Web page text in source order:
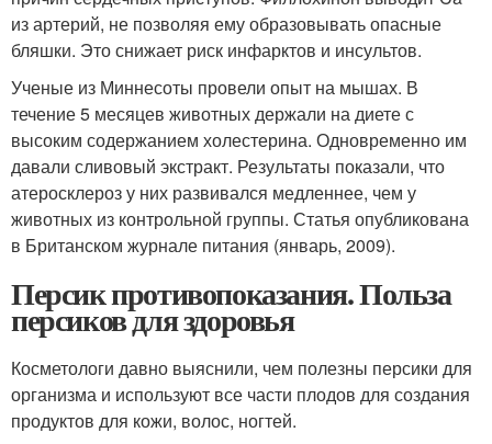
из артерий, не позволяя ему образовывать опасные
бляшки. Это снижает риск инфарктов и инсультов.
Ученые из Миннесоты провели опыт на мышах. В
течение 5 месяцев животных держали на диете с
высоким содержанием холестерина. Одновременно им
давали сливовый экстракт. Результаты показали, что
атеросклероз у них развивался медленнее, чем у
животных из контрольной группы. Статья опубликована
в Британском журнале питания (январь, 2009).
Персик противопоказания. Польза
персиков для здоровья
Косметологи давно выяснили, чем полезны персики для
организма и используют все части плодов для создания
продуктов для кожи, волос, ногтей.